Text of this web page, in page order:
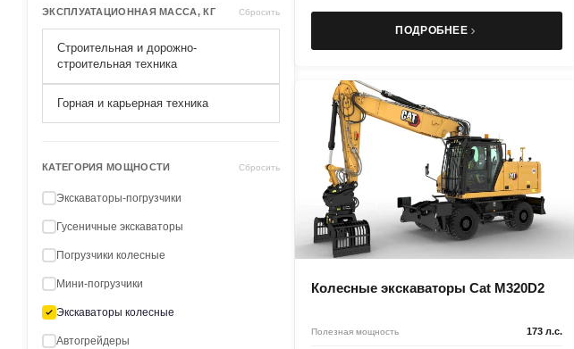
ЭКСПЛУАТАЦИОННАЯ МАССА, КГ Сбросить
Строительная и дорожно-
строительная техника
Горная и карьерная техника
КАТЕГОРИЯ МОЩНОСТИ Сбросить
Экскаваторы-погрузчики
Гусеничные экскаваторы
Погрузчики колесные
Мини-погрузчики
Экскаваторы колесные
Автогрейдеры
ПОДРОБНЕЕ
Колесные экскаваторы Cat M320D2
Полезная мощность 173 л.с.